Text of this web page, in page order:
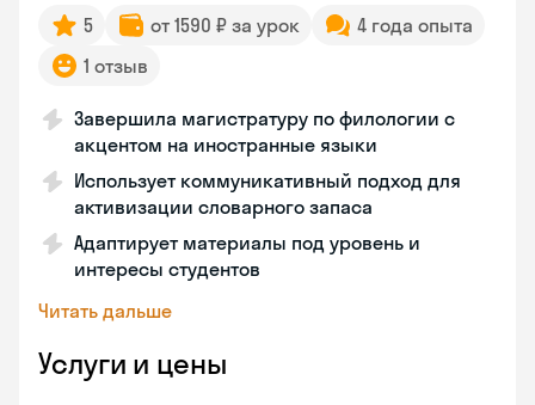
5 от 1590 ₽ за урок
4 года опыта
1 отзыв
Завершила магистратуру по филологии с
акцентом на иностранные языки
Использует коммуникативный подход для
активизации словарного запаса
Адаптирует материалы под уровень и
интересы студентов
Читать дальше
Услуги и цены